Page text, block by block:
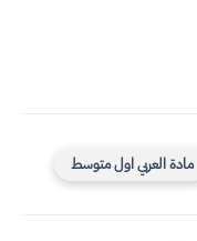
مادة العربي اول متوسط